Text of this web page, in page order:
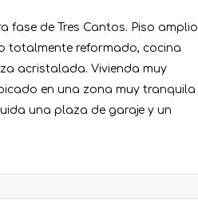
fase de Tres Cantos. Piso amplio
totalmente reformado, cocina
acristalada. Vivienda muy
en una zona muy tranquila
una plaza de garaje y un